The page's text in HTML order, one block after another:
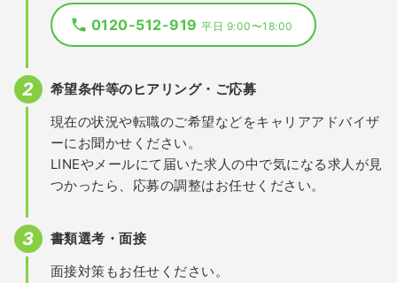
0120-512-919平日 9:00〜18:00
希望条件等のヒアリング・ご応募
現在の状況や転職のご希望などをキャリアアドバイザ
ーにお聞かせください。
LINEやメールにて届いた求人の中で気になる求人が見
つかったら、応募の調整はお任せください。
書類選考・面接
面接対策もお任せください。